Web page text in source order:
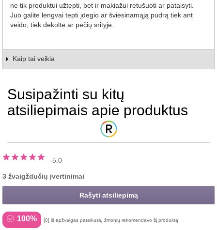
ne tik produktui užtepti, bet ir makiažui retušuoti ar pataisyti.
Juo galite lengvai tepti įdegio ar šviesinamąją pudrą tiek ant
veido, tiek dekoltė ar pečių srityje.
Kaip tai veikia
Susipažinti su kitų
atsiliepimais apie produktus
5.0
3 žvaigždučių įvertinimai
Rašyti atsiliepimą
100% {0] iš apžvalgas pateikusių žmonių rekomendavo šį produktą